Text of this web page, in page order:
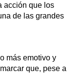
acción que los
de las grandes
más emotivo y
que, pese a